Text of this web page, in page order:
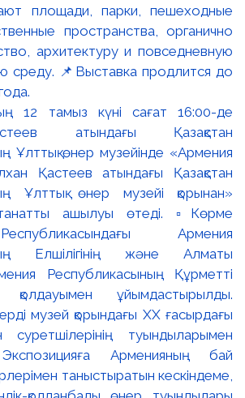
площади, парки, пешеходные
пространства, органично
архитектуру и повседневную
среду. 📌Выставка продлится до